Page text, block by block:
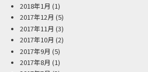
2018年1月 (1)
2017年12月 (5)
2017年11月 (3)
2017年10月 (2)
2017年9月 (5)
2017年8月 (1)